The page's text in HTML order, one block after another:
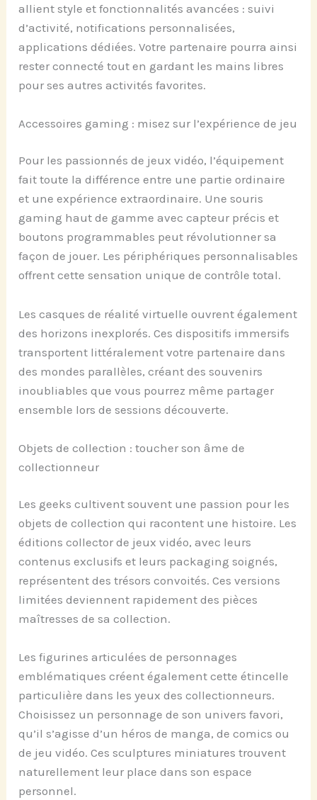
allient style et fonctionnalités avancées : suivi
d’activité, notifications personnalisées,
applications dédiées. Votre partenaire pourra ainsi
rester connecté tout en gardant les mains libres
pour ses autres activités favorites.
Accessoires gaming : misez sur l’expérience de jeu
Pour les passionnés de jeux vidéo, l’équipement
fait toute la différence entre une partie ordinaire
et une expérience extraordinaire. Une souris
gaming haut de gamme avec capteur précis et
boutons programmables peut révolutionner sa
façon de jouer. Les périphériques personnalisables
offrent cette sensation unique de contrôle total.
Les casques de réalité virtuelle ouvrent également
des horizons inexplorés. Ces dispositifs immersifs
transportent littéralement votre partenaire dans
des mondes parallèles, créant des souvenirs
inoubliables que vous pourrez même partager
ensemble lors de sessions découverte.
Objets de collection : toucher son âme de
collectionneur
Les geeks cultivent souvent une passion pour les
objets de collection qui racontent une histoire. Les
éditions collector de jeux vidéo, avec leurs
contenus exclusifs et leurs packaging soignés,
représentent des trésors convoités. Ces versions
limitées deviennent rapidement des pièces
maîtresses de sa collection.
Les figurines articulées de personnages
emblématiques créent également cette étincelle
particulière dans les yeux des collectionneurs.
Choisissez un personnage de son univers favori,
qu’il s’agisse d’un héros de manga, de comics ou
de jeu vidéo. Ces sculptures miniatures trouvent
naturellement leur place dans son espace
personnel.